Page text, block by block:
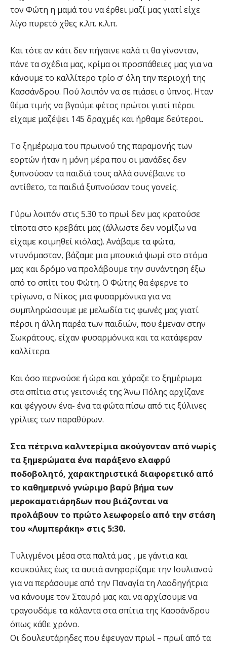
τον Φώτη η μαμά του να έρθει μαζί μας γιατί είχε
λίγο πυρετό χθες κ.λπ. κ.λ.π.
Και τότε αν κάτι δεν πήγαινε καλά τι θα γίνονταν,
πάνε τα σχέδια μας, κρίμα οι προσπάθειες μας για να
κάνουμε το καλλίτερο τρίο σ’ όλη την περιοχή της
Κασσάνδρου. Πού λοιπόν να σε πιάσει ο ύπνος. Ηταν
θέμα τιμής να βγούμε φέτος πρώτοι γιατί πέρσι
είχαμε μαζέψει 145 δραχμές και ήρθαμε δεύτεροι.
Το ξημέρωμα του πρωινού της παραμονής των
εορτών ήταν η μόνη μέρα που οι μανάδες δεν
ξυπνούσαν τα παιδιά τους αλλά συνέβαινε το
αντίθετο, τα παιδιά ξυπνούσαν τους γονείς.
Γύρω λοιπόν στις 5.30 το πρωί δεν μας κρατούσε
τίποτα στο κρεβάτι μας (άλλωστε δεν νομίζω να
είχαμε κοιμηθεί κιόλας). Ανάβαμε τα φώτα,
ντυνόμασταν, βάζαμε μια μπουκιά ψωμί στο στόμα
μας και δρόμο να προλάβουμε την συνάντηση έξω
από το σπίτι του Φώτη. Ο Φώτης θα έφερνε το
τρίγωνο, ο Νίκος μια φυσαρμόνικα για να
συμπληρώσουμε με μελωδία τις φωνές μας γιατί
πέρσι η άλλη παρέα των παιδιών, που έμεναν στην
Σωκράτους, είχαν φυσαρμόνικα και τα κατάφεραν
καλλίτερα.
Και όσο περνούσε ή ώρα και χάραζε το ξημέρωμα
στα σπίτια στις γειτονιές της Άνω Πόλης αρχίζανε
και φέγγουν ένα- ένα τα φώτα πίσω από τις ξύλινες
γρίλιες των παραθύρων.
Στα πέτρινα καλντερίμια ακούγονταν από νωρίς
τα ξημερώματα ένα παράξενο ελαφρύ
ποδοβολητό, χαρακτηριστικά διαφορετικό από
το καθημερινό γνώριμο βαρύ βήμα των
μεροκαματιάρηδων που βιάζονται να
προλάβουν το πρώτο λεωφορείο από την στάση
του «Λυμπεράκη» στις 5:30.
Τυλιγμένοι μέσα στα παλτά μας , με γάντια και
κουκούλες έως τα αυτιά ανηφορίζαμε την Ιουλιανού
για να περάσουμε από την Παναγία τη Λαοδηγήτρια
να κάνουμε τον Σταυρό μας και να αρχίσουμε να
τραγουδάμε τα κάλαντα στα σπίτια της Κασσάνδρου
όπως κάθε χρόνο.
Οι δουλευτάρηδες που έφευγαν πρωί – πρωί από τα